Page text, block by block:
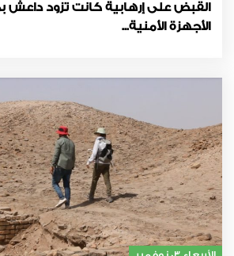
القبض على إرهابية كانت تزود
الأجهزة الأمنية...